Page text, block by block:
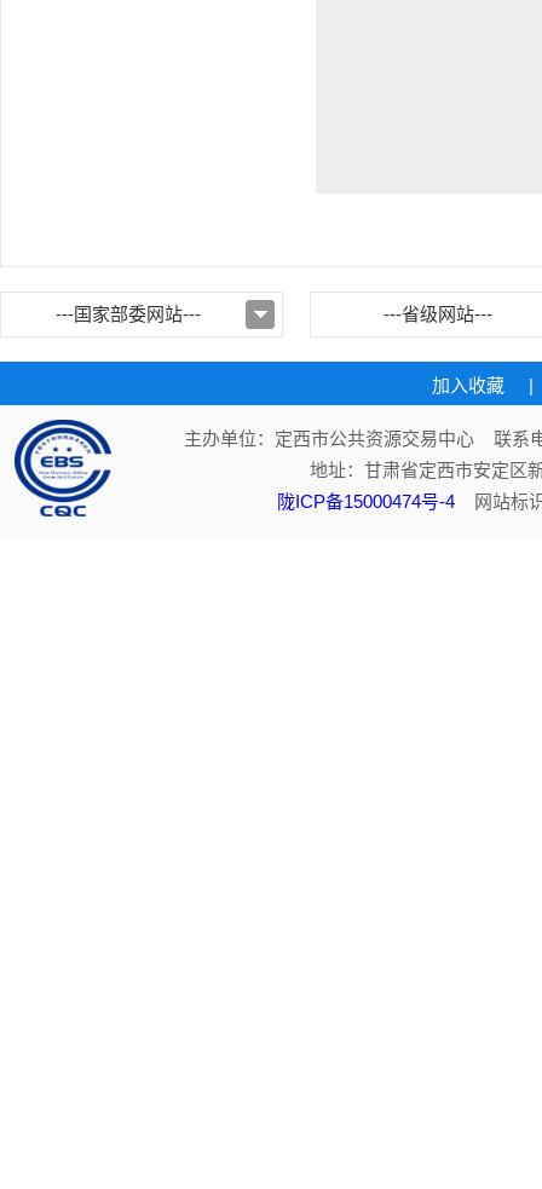
---国家部委网站--- ---省级网站---
加入收藏 |
主办单位：定西市公共资源交易中心 联系
地址：甘肃省定西市安定
陇ICP备15000474号-4 网站标